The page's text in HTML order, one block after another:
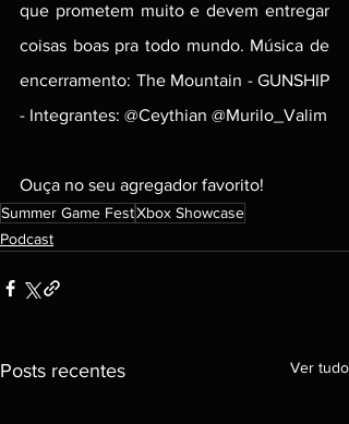
que prometem muito e devem entregar
coisas boas pra todo mundo. Música de
encerramento: The Mountain - GUNSHIP
- Integrantes: @Ceythian @Murilo_Valim
Ouça no seu agregador favorito!
Summer Game FestXbox Showcase
Podcast
Posts recentes Ver tudo